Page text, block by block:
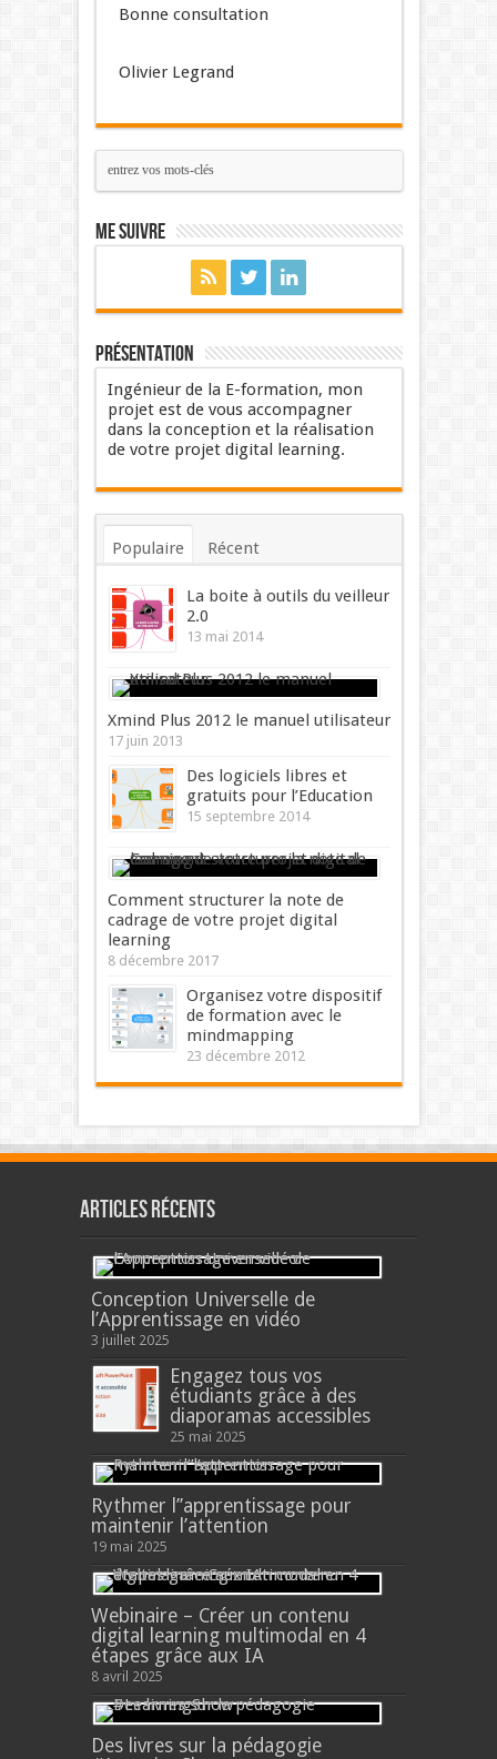
Bonne consultation
Olivier Legrand
Me suivre
Présentation
Ingénieur de la E-formation, mon
projet est de vous accompagner
dans la conception et la réalisation
de votre projet digital learning.
Populaire Récent
Commentaires Mots-clés
La boite à outils du veilleur
2.0
13 mai 2014
Xmind Plus 2012 le manuel utilisateur
17 juin 2013
Des logiciels libres et
gratuits pour l’Education
15 septembre 2014
Comment structurer la note de
cadrage de votre projet digital
learning
8 décembre 2017
Organisez votre dispositif
de formation avec le
mindmapping
23 décembre 2012
Articles récents
Conception Universelle de
l’Apprentissage en vidéo
3 juillet 2025
Engagez tous vos
étudiants grâce à des
diaporamas accessibles
25 mai 2025
Rythmer l’’apprentissage pour
maintenir l’attention
19 mai 2025
Webinaire – Créer un contenu
digital learning multimodal en 4
étapes grâce aux IA
8 avril 2025
Des livres sur la pédagogie